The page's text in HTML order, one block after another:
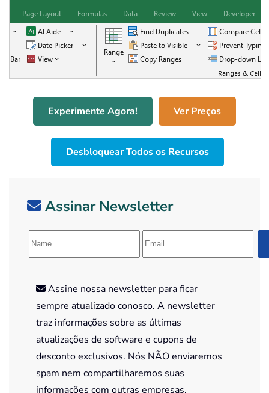
Experimente Agora! Ver Preços
Desbloquear Todos os Recursos
Assinar Newsletter
Assine nossa newsletter para ficar
sempre atualizado conosco. A newsletter
traz informações sobre as últimas
atualizações de software e cupons de
desconto exclusivos. Nós NÃO enviaremos
spam nem compartilharemos suas
informações com outras empresas.